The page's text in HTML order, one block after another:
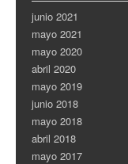
junio 2021
mayo 2021
mayo 2020
abril 2020
mayo 2019
junio 2018
mayo 2018
abril 2018
mayo 2017